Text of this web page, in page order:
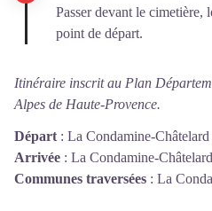
Passer devant le
point de départ.
Itinéraire inscrit au Plan
Alpes de Haute-Provence.
Départ : La Condamine-Châtelard
Arrivée : La Condamine-Châtelard
Communes traversées : La